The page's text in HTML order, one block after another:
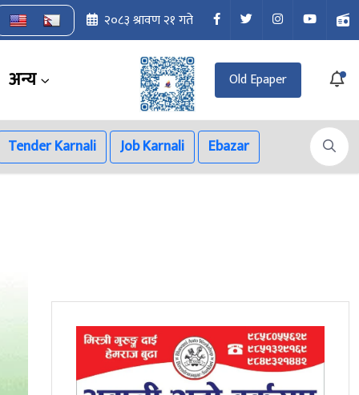
२०८३ श्रावण २१ गते
अन्य Old Epaper
Tender Karnali Job Karnali Ebazar